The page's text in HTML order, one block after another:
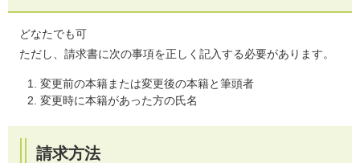
どなたでも可
ただし、請求書に次の事項を正しく記入する必要があります。
変更前の本籍または変更後の本籍と筆頭者
変更時に本籍があった方の氏名
請求方法